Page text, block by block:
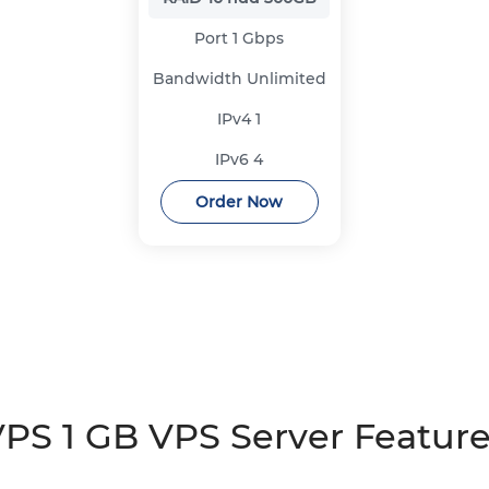
Port 1 Gbps
Bandwidth Unlimited
IPv41
IPv6 4
Order Now
1 GB VPS Server